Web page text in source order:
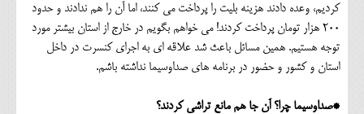
کردیم، وعده دادند هزینه بلیت را پرداخت می کنند، اما آن را هم ندادند و حدود
200 هزار تومان پرداخت کردند! می خواهم بگویم در خارج از استان بیشتر مورد
توجه هستیم. همین مسائل باعث شد علاقه ای به اجرای کنسرت در داخل
استان و کشور و حضور در برنامه های صداوسیما نداشته باشم.
*صداوسیما چرا؟ آن جا هم مانع تراشی کردند؟